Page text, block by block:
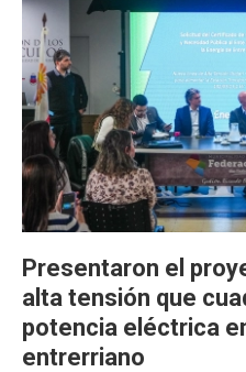
Presentaron el
alta tensión que
potencia eléctrica
entrerriano